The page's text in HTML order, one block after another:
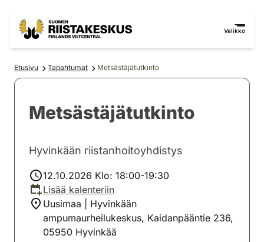
Valikko
Etusivu Tapahtumat Metsästäjätutkinto
Metsästäjätutkinto
Hyvinkään riistanhoitoyhdistys
12.10.2026 Klo: 18:00-19:30
Lisää kalenteriin
Uusimaa | Hyvinkään
ampumaurheilukeskus, Kaidanpääntie 236,
05950 Hyvinkää